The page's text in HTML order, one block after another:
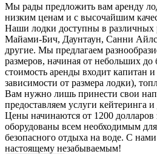
Мы рады предложить вам аренду
низким ценам и с высочайшим
Наши лодки доступны в
Майами-Бич, Даунтаун, Санни
другие. Мы предлагаем
размеров, начиная от небольших до
стоимость аренды входит капитан
зависимости от размера лодки),
Вам нужно лишь принести свои
предоставляем услуги кейтеринга
Цены начинаются от 1200
оборудованы всем необходимым
безопасного отдыха на воде. С
настоящему незабываемым!